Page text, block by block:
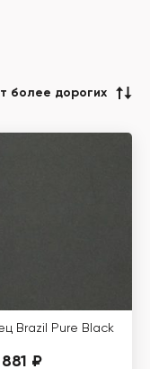
более дорогих
Brazil Pure Black
₽